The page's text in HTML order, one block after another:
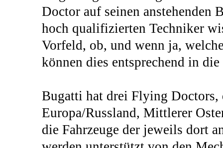
Doctor auf seinen anstehenden
hoch qualifizierten Techniker
Vorfeld, ob, und wenn ja,
können dies entsprechend in
Bugatti hat drei Flying Doctors,
Europa/Russland, Mittlerer
die Fahrzeuge der jeweils dort